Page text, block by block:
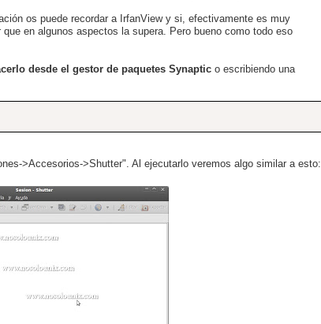
os puede recordar a IrfanView y si, efectivamente es muy
que en algunos aspectos la supera. Pero bueno como todo eso
desde el gestor de paquetes Synaptic o escribiendo una
>Accesorios->Shutter". Al ejecutarlo veremos algo similar a esto: